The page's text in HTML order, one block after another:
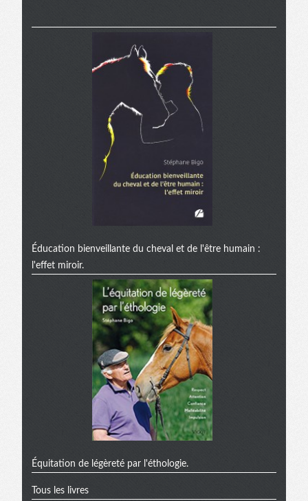
Éducation bienveillante du cheval et de l'être humain :
l'effet miroir.
Équitation de légèreté par l'éthologie.
Tous les livres